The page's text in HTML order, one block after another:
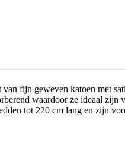
fijn geweven katoen met
waardoor ze ideaal zijn
tot 220 cm lang en zijn